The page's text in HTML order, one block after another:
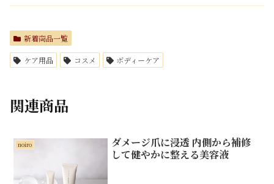
新着商品一覧
ケア用品 コスメ ボディーケア
関連商品
noiro
ダメージ爪に浸透 内側から補修
して健やかに整える美容液